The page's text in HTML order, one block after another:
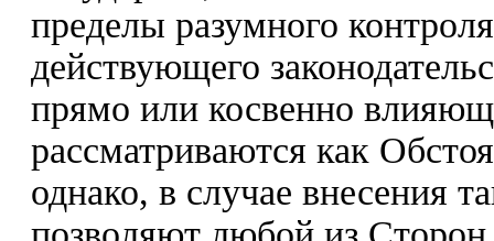
пределы разумного
действующего
прямо или косвенно
рассматриваются как
однако, в случае внесения